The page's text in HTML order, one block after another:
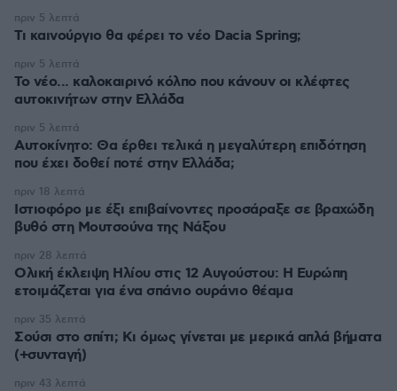
Τι καινούργιο θα φέρει το νέο Dacia Spring;
πριν 5 λεπτά
Το νέο... καλοκαιρινό κόλπο που κάνουν οι κλέφτες
αυτοκινήτων στην Ελλάδα
πριν 5 λεπτά
Αυτοκίνητο: Θα έρθει τελικά η μεγαλύτερη επιδότηση
που έχει δοθεί ποτέ στην Ελλάδα;
πριν 5 λεπτά
Ιστιοφόρο με έξι επιβαίνοντες προσάραξε σε βραχώδη
βυθό στη Μουτσούνα της Νάξου
πριν 18 λεπτά
Ολική έκλειψη Ηλίου στις 12 Αυγούστου: Η Ευρώπη
ετοιμάζεται για ένα σπάνιο ουράνιο θέαμα
πριν 28 λεπτά
Σούσι στο σπίτι; Κι όμως γίνεται με μερικά απλά βήματα
(+συνταγή)
πριν 35 λεπτά
πριν 43 λεπτά